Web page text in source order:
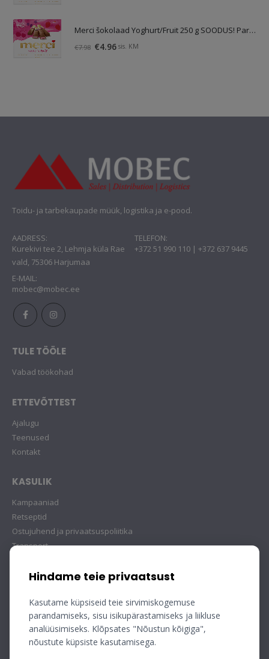
€7.98. €4.96.
Merci šokolaad Yoghurt/Fruit 250 g SOODUS! Parim enne: 01.10.26
€7.98 Algne
€4.96Praegune
sis. KM
Toidu- ja tarbekaupade müük, logistika ja e-pood.
AADRESS:
Kurekivi tee 2, Lehmja küla Rae
vald, 75306 Harjumaa
TELEFON:
+372 51 990 110 | +372 637 9445
E-MAIL:
mobec@mobec.ee
TULE TÖÖLE
Vabad töökohad
ETTEVÕTTEST
Ajalugu
Teenused
Kontakt
KASULIK
Kampaaniad
Retseptid
Ostujuhend ja privaatsuspoliitika
Transport
Hindame teie privaatsust
Kasutame küpsiseid teie sirvimiskogemuse
parandamiseks, sisu isikupärastamiseks ja liikluse
analüüsimiseks. Klõpsates "Nõustun kõigiga",
nõustute küpsiste kasutamisega.